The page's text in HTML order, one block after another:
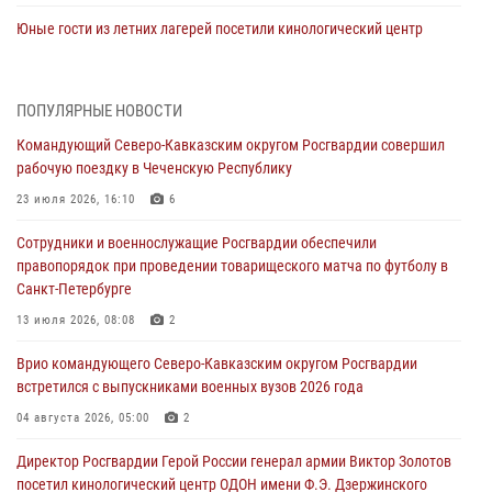
Юные гости из летних лагерей посетили кинологический центр
выпуска «Легенды армии с Александром Маршалом»
07 августа 2026, 12:00
ветераны военной контрразведки почтили память Николая
Кузнецова
07 августа 2026, 12:00
Смольного собора в Санкт-Петербурге (видео)
07 августа 2026, 11:34
взрывобезопасности
ПОПУЛЯРНЫЕ НОВОСТИ
Командующий Северо-Кавказским округом Росгвардии совершил
рабочую поездку в Чеченскую Республику
23 июля 2026, 16:10 6
Сотрудники и военнослужащие Росгвардии обеспечили
правопорядок при проведении товарищеского матча по футболу в
Санкт-Петербурге
13 июля 2026, 08:08 2
Врио командующего Северо-Кавказским округом Росгвардии
встретился с выпускниками военных вузов 2026 года
04 августа 2026, 05:00 2
Директор Росгвардии Герой России генерал армии Виктор Золотов
посетил кинологический центр ОДОН имени Ф.Э. Дзержинского